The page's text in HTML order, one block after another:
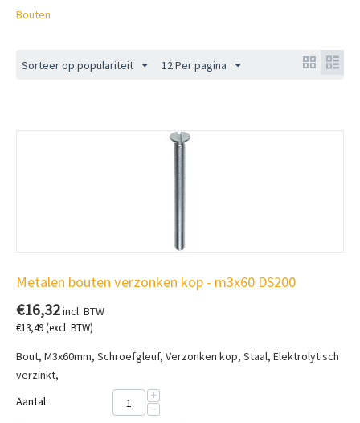
Bouten
Sorteer op populariteit 12 Per pagina
Metalen bouten verzonken kop - m3x60 DS200
€16,32incl. BTW
€13,49(excl. BTW)
Bout, M3x60mm, Schroefgleuf, Verzonken kop, Staal, Elektrolytisch
verzinkt,
Aantal:
+
−